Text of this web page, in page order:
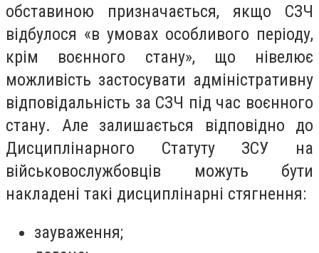
обставиною призначається, якщо СЗЧ
відбулося «в умовах особливого періоду,
крім воєнного стану», що нівелює
можливість застосувати адміністративну
відповідальність за СЗЧ під час воєнного
стану. Але залишається відповідно до
Дисциплінарного Статуту ЗСУ на
військовослужбовців можуть бути
накладені такі дисциплінарні стягнення:
зауваження;